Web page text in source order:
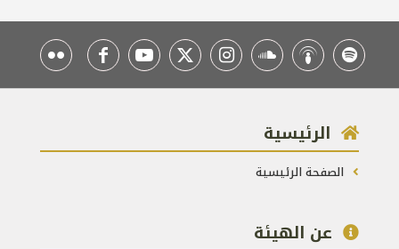
الرئيسية
الصفحة الرئيسية
عن الهيئة